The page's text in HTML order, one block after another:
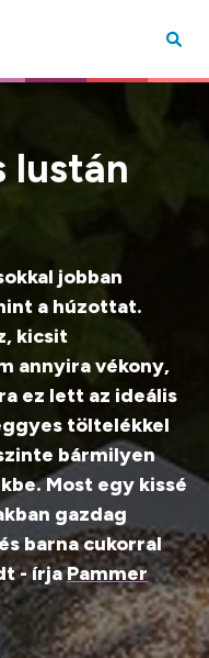
lustán
jobban
a húzottat.
kicsit
annyira vékony,
ez lett az ideális
töltelékkel
bármilyen
Most egy kissé
gazdag
barna cukorral
- írjaPammer